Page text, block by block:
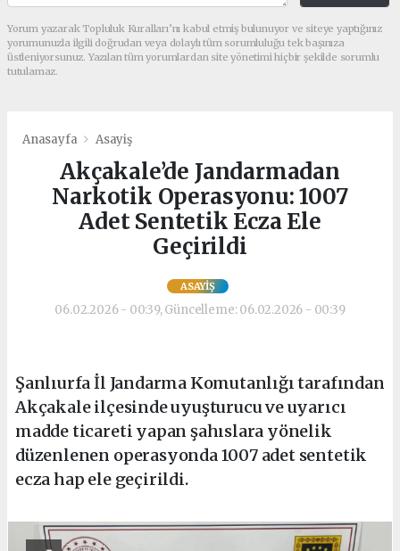
Yorum yazarak Topluluk Kuralları’nı kabul etmiş bulunuyor ve siteye yaptığınız
yorumunuzla ilgili doğrudan veya dolaylı tüm sorumluluğu tek başınıza
üstleniyorsunuz. Yazılan tüm yorumlardan site yönetimi hiçbir şekilde sorumlu
tutulamaz.
Anasayfa Asayiş
Akçakale’de Jandarmadan
Narkotik Operasyonu: 1007
Adet Sentetik Ecza Ele
Geçirildi
ASAYIŞ
06.02.2026 - 00:39, Güncelleme: 06.02.2026 - 00:39
Şanlıurfa İl Jandarma Komutanlığı tarafından
Akçakale ilçesinde uyuşturucu ve uyarıcı
madde ticareti yapan şahıslara yönelik
düzenlenen operasyonda 1007 adet sentetik
ecza hap ele geçirildi.